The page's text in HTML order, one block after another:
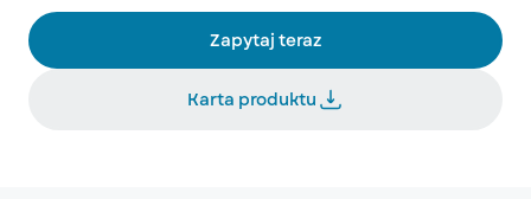
Zapytaj teraz
Karta produktu